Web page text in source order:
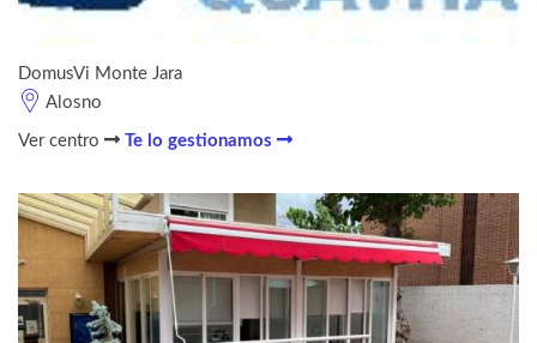
DomusVi Monte Jara
Alosno
Ver centro Te lo gestionamos